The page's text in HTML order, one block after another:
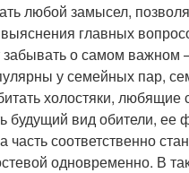
любой замысел,
главных
забывать о самом важном
у семейных пар,
холостяки, любящие
будущий вид обители, ее
соответственно
одновременно. В